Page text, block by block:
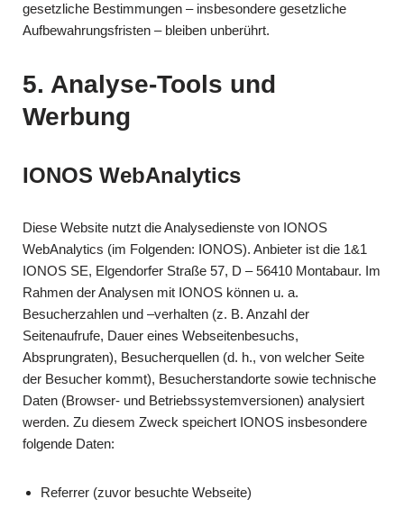
gesetzliche Bestimmungen – insbesondere gesetzliche
Aufbewahrungsfristen – bleiben unberührt.
5. Analyse-Tools und
Werbung
IONOS WebAnalytics
Diese Website nutzt die Analysedienste von IONOS
WebAnalytics (im Folgenden: IONOS). Anbieter ist die 1&1
IONOS SE, Elgendorfer Straße 57, D – 56410 Montabaur. Im
Rahmen der Analysen mit IONOS können u. a.
Besucherzahlen und –verhalten (z. B. Anzahl der
Seitenaufrufe, Dauer eines Webseitenbesuchs,
Absprungraten), Besucherquellen (d. h., von welcher Seite
der Besucher kommt), Besucherstandorte sowie technische
Daten (Browser- und Betriebssystemversionen) analysiert
werden. Zu diesem Zweck speichert IONOS insbesondere
folgende Daten:
Referrer (zuvor besuchte Webseite)